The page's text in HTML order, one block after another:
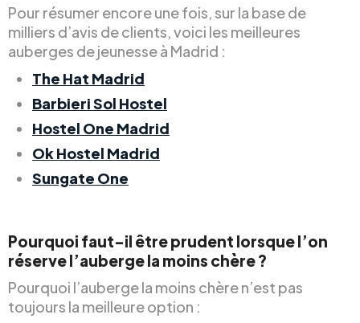
Pour résumer encore une fois, sur la base de
milliers d’avis de clients, voici les meilleures
auberges de jeunesse à Madrid :
The Hat Madrid
Barbieri Sol Hostel
Hostel One Madrid
Ok Hostel Madrid
Sungate One
Pourquoi faut-il être prudent lorsque l’on
réserve l’auberge la moins chère ?
Pourquoi l’auberge la moins chère n’est pas
toujours la meilleure option :